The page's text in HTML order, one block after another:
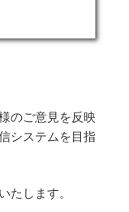
のご意見を反映
システムを目指
たします。